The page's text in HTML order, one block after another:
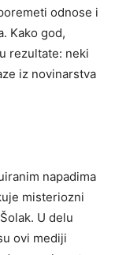
odnose i
Kako god,
rezultate: neki
iz novinarstva
napadima
misteriozni
U delu
ovi mediji